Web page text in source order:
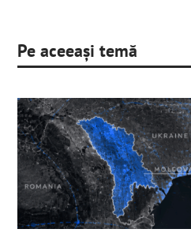
Pe aceeași temă